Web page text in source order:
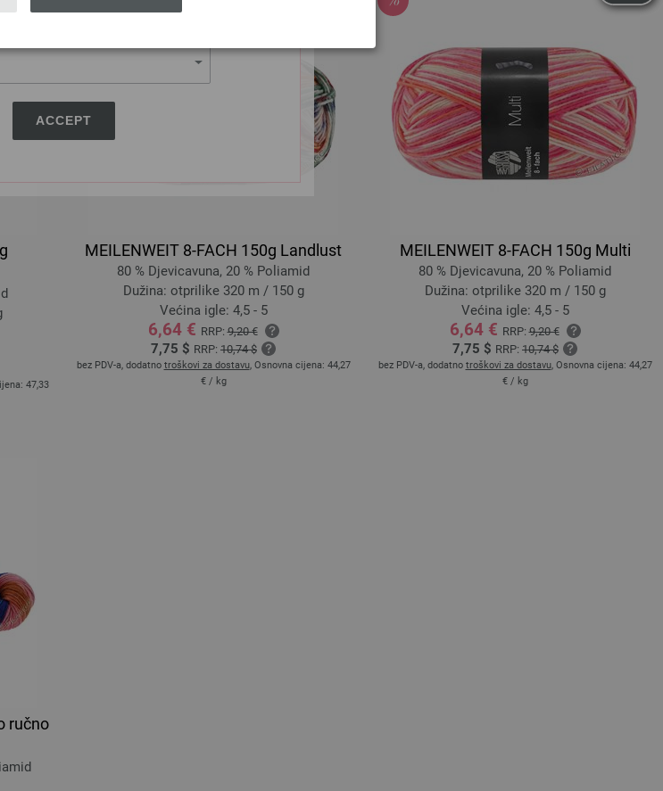
ACCEPT
47,33
MEILENWEIT 8-FACH 150g Landlust
80 % Djevicavuna, 20 % Poliamid
Dužina: otprilike 320 m / 150 g
Većina igle: 4,5 - 5
6,64 € RRP:9,20 €
7,75 $ RRP: 10,74 $
bez PDV-a, dodatno troškovi za dostavu, Osnovna cijena: 44,27
€ / kg
MEILENWEIT 8-FACH 150g Multi
80 % Djevicavuna, 20 % Poliamid
Dužina: otprilike 320 m / 150 g
Većina igle: 4,5 - 5
6,64 € RRP:9,20 €
7,75 $ RRP: 10,74 $
bez PDV-a, dodatno troškovi za dostavu, Osnovna cijena: 44,27
€ / kg
ručno